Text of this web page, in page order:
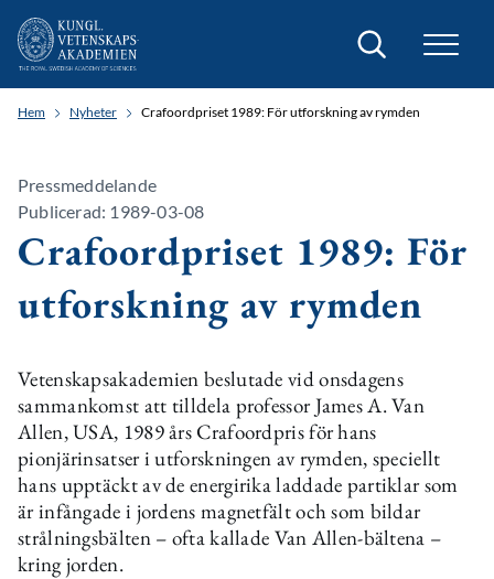
Sök
Hem Nyheter Crafoordpriset 1989: För utforskning av rymden
Pressmeddelande
Publicerad: 1989-03-08
Crafoordpriset 1989: För
utforskning av rymden
Vetenskapsakademien beslutade vid onsdagens
sammankomst att tilldela professor James A. Van
Allen, USA, 1989 års Crafoordpris för hans
pionjärinsatser i utforskningen av rymden, speciellt
hans upptäckt av de energirika laddade partiklar som
är infångade i jordens magnetfält och som bildar
strålningsbälten – ofta kallade Van Allen-bältena –
kring jorden.